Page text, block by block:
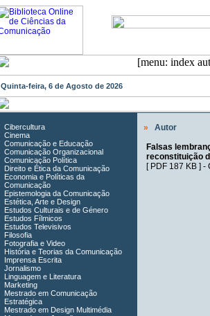
Quinta-feira, 6 de Agosto de 2026
Cibercultura
Cinema
Comunicação e Educação
Comunicação Organizacional
Comunicação Política
Direito e Ética da Comunicação
Economia e Políticas da
Comunicação
Epistemologia da Comunicação
Estética, Arte e Design
Estudos Culturais e de Género
Estudos Fílmicos
Estudos Televisivos
Filosofia
Fotografia e Video
História e Teorias da Comunicação
Imprensa Escrita
Jornalismo
Linguagem e Literatura
Marketing
Mestrado em Comunicação
Estratégica
Mestrado em Design Multimédia
»
Autor
Falsas
reconstituição
[ PDF 187 KB] -